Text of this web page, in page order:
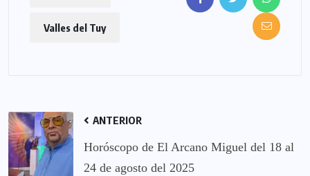
Valles del Tuy
ANTERIOR
Horóscopo de El Arcano Miguel del 18 al
24 de agosto del 2025